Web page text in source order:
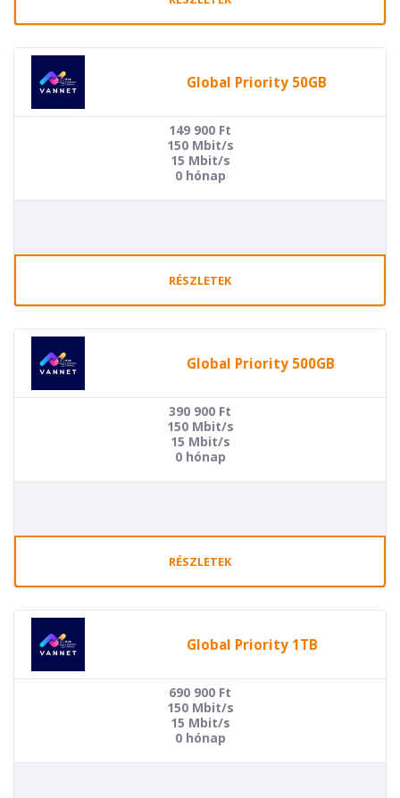
Global Priority 50GB
149 900 Ft
150 Mbit/s
15 Mbit/s
0 hónap
RÉSZLETEK
Global Priority 500GB
390 900 Ft
150 Mbit/s
15 Mbit/s
0 hónap
RÉSZLETEK
Global Priority 1TB
690 900 Ft
150 Mbit/s
15 Mbit/s
0 hónap